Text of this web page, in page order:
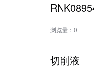
浏览量： 0
切削液